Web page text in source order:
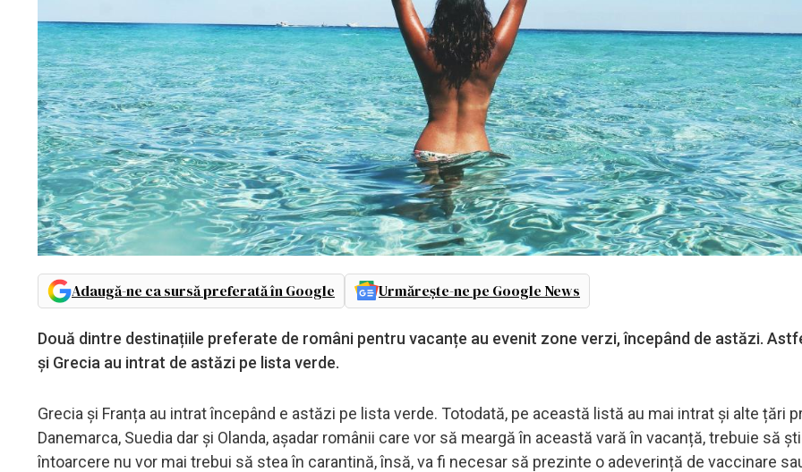
Adaugă-ne ca sursă preferată în Google Urmărește-ne pe Google News
Două dintre destinațiile preferate de români pentru vacanțe au evenit zone verzi, începând de astăzi.
și Grecia au intrat de astăzi pe lista verde.
Grecia și Franța au intrat începând e astăzi pe lista verde. Totodată, pe această listă au mai intrat și alte țări
Danemarca, Suedia dar și Olanda, așadar românii care vor să meargă în această vară în vacanță, trebuie să
întoarcere nu vor mai trebui să stea în carantină, însă, va fi necesar să prezinte o adeverință de vaccinare